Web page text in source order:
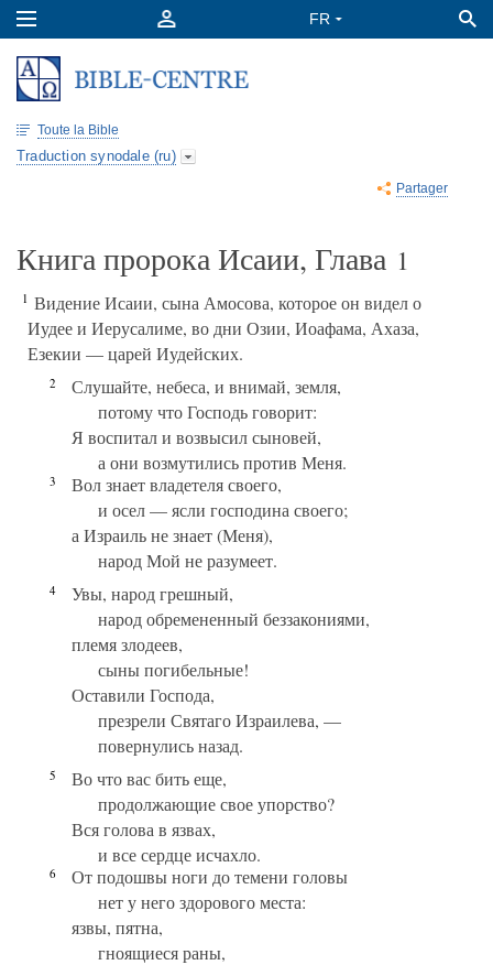
Toute la Bible
Traduction synodale (ru)
Partager
Книга пророка Исаии, Глава 1
1 Видение Исаии, сына Амосова, которое он видел о
Иудее и Иерусалиме, во дни Озии, Иоафама, Ахаза,
Езекии — царей Иудейских.
2
Слушайте, небеса, и внимай, земля,
потому что Господь говорит:
Я воспитал и возвысил сыновей,
а они возмутились против Меня.
3
Вол знает владетеля своего,
и осел — ясли господина своего;
а Израиль не знает (Меня),
народ Мой не разумеет.
4
Увы, народ грешный,
народ обремененный беззакониями,
племя злодеев,
сыны погибельные!
Оставили Господа,
презрели Святаго Израилева, —
повернулись назад.
5
Во что вас бить еще,
продолжающие свое упорство?
Вся голова в язвах,
и все сердце исчахло.
6
От подошвы ноги до темени головы
нет у него здорового места:
язвы, пятна,
гноящиеся раны,